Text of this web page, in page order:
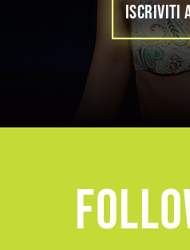
ISCRIVITI